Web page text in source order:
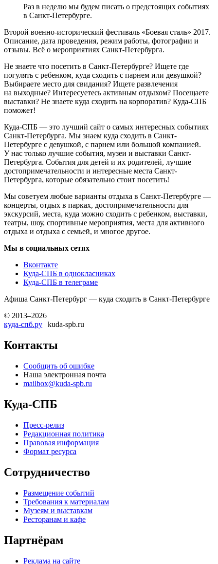
Раз в неделю мы будем писать о предстоящих событиях
в Санкт-Петербурге.
Второй военно-исторический фестиваль «Боевая сталь» 2017.
Описание, дата проведения, режим работы, фотографии и
отзывы. Всё о мероприятиях Санкт-Петербурга.
Не знаете что посетить в Санкт-Петербурге? Ищете где
погулять с ребенком, куда сходить с парнем или девушкой?
Выбираете место для свидания? Ищете развлечения
на выходные? Интересуетесь активным отдыхом? Посещаете
выставки? Не знаете куда сходить на корпоратив? Куда-СПБ
поможет!
Куда-СПБ — это лучший сайт о самых интересных событиях
Санкт-Петербурга. Мы знаем куда сходить в Санкт-
Петербурге с девушкой, с парнем или большой компанией.
У нас только лучшие события, музеи и выставки Санкт-
Петербурга. События для детей и их родителей, лучшие
достопримечательности и интересные места Санкт-
Петербурга, которые обязательно стоит посетить!
Мы советуем любые варианты отдыха в Санкт-Петербурге —
концерты, отдых в парках, достопримечательности для
экскурсий, места, куда можно сходить с ребенком, выставки,
театры, шоу, спортивные мероприятия, места для активного
отдыха и отдыха с семьей, и многое другое.
Мы в социальных сетях
Вконтакте
Куда-СПБ в однокласниках
Куда-СПБ в телеграме
Афиша Санкт-Петербург — куда сходить в Санкт-Петербурге
© 2013–2026
куда-спб.ру | kuda-spb.ru
Контакты
Сообщить об ошибке
Наша электронная почта
mailbox@kuda-spb.ru
Куда-СПБ
Пресс-релиз
Редакционная политика
Правовая информация
Формат ресурса
Сотрудничество
Размещение событий
Требования к материалам
Музеям и выставкам
Ресторанам и кафе
Партнёрам
Реклама на сайте